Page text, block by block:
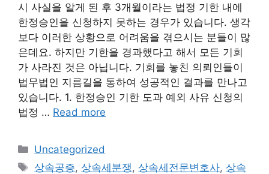
시 사실을 알게 된 후 3개월이라는 법정 기한 내에
한정승인을 신청하지 못하는 경우가 있습니다. 생각
보다 이러한 상황으로 어려움을 겪으시는 분들이 많
은데요. 하지만 기한을 경과했다고 해서 모든 기회
가 사라진 것은 아닙니다. 기회를 놓친 의뢰인들이
법무법인 지름길을 통하여 성공적인 결과를 만나고
있습니다. 1. 한정승인 기한 도과 예외 사유 신청의
법정 … Read more
Categories
Uncategorized
Tags
상속공증, 상속세분쟁 , 상속세전문변호사, 상속